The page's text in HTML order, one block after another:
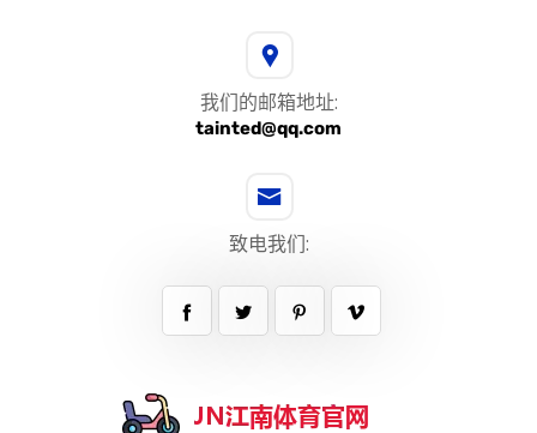
我们的邮箱地址:
tainted@qq.com
致电我们: